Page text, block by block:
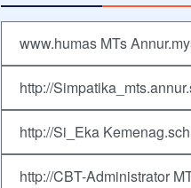
www.humas MTs
http://
http://Si_Eka
http://CBT-Administrator